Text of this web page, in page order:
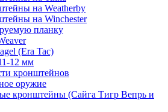
на Weatherby
на Winchester
планку
(Era Tac)
12 мм
кронштейнов
оружие
кронштейны (Сайга Тигр Вепрь и